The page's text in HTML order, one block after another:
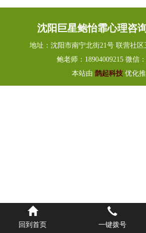
沈阳巨星鲍怡霏心理咨
地址：沈阳市南宁北街21号 联营社
鲍老师：18904009215 微信
本站由 鹊起科技 优化
回到首页 一键拨号